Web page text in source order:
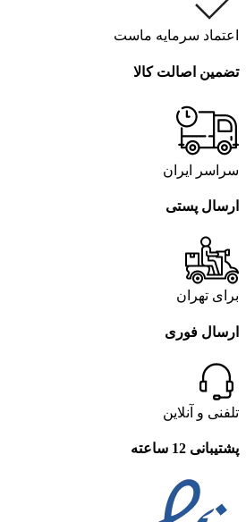
اعتماد سرمایه ماست
تضمین اصالت کالا
سراسر ایران
ارسال پستی
برای تهران
ارسال فوری
تلفنی و آنلاین
پشتیبانی 12 ساعته